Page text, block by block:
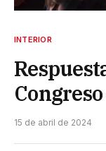
INTERIOR
15 de abril de 2024